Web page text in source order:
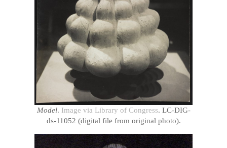
Model. Image via Library of Congress. LC-DIG-
ds-11052 (digital file from original photo).